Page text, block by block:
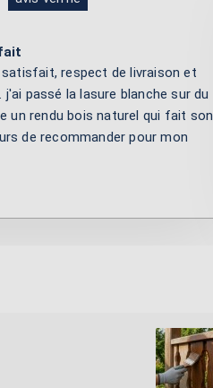
respect de livraison et
j'ai passé la lasure blanche sur du
un rendu bois naturel qui fait son
de recommander pour mon